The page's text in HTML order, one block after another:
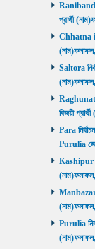
Ranibandh
প্রার্থী
Chhatna
Saltora
বিজয়ী
Para
Purulia
Kashipur
Manbazar
Purulia